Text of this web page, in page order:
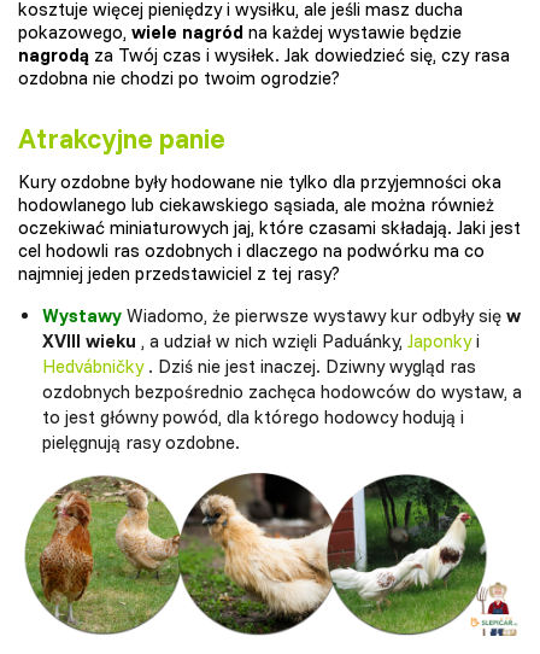
kosztuje więcej pieniędzy i wysiłku, ale jeśli masz ducha
pokazowego, wiele nagród na każdej wystawie będzie
nagrodą za Twój czas i wysiłek. Jak dowiedzieć się, czy rasa
ozdobna nie chodzi po twoim ogrodzie?
Atrakcyjne panie
Kury ozdobne były hodowane nie tylko dla przyjemności oka
hodowlanego lub ciekawskiego sąsiada, ale można również
oczekiwać miniaturowych jaj, które czasami składają. Jaki jest
cel hodowli ras ozdobnych i dlaczego na podwórku ma co
najmniej jeden przedstawiciel z tej rasy?
Wystawy Wiadomo, że pierwsze wystawy kur odbyły się w
XVIII wieku , a udział w nich wzięli Paduánky, Japonkyi
Hedvábničky. Dziś nie jest inaczej. Dziwny wygląd ras
ozdobnych bezpośrednio zachęca hodowców do wystaw, a
to jest główny powód, dla którego hodowcy hodują i
pielęgnują rasy ozdobne.